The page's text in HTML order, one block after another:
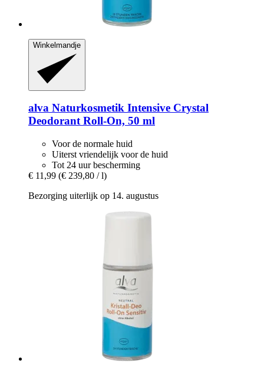
Winkelmandje
alva Naturkosmetik Intensive Crystal
Deodorant Roll-​On, 50 ml
Voor de normale huid
Uiterst vriendelijk voor de huid
Tot 24 uur bescherming
€ 11,99 (€ 239,80 / l)
Bezorging uiterlijk op 14. augustus